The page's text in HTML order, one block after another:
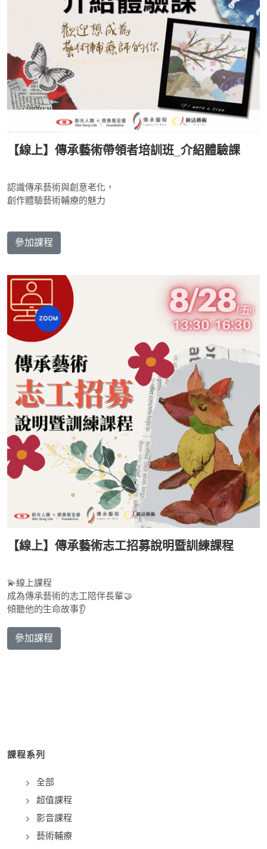
【線上】傳承藝術帶領者培訓班_介紹體驗課
認識傳承藝術與創意老化，
創作體驗藝術輔療的魅力
參加課程
【線上】傳承藝術志工招募說明暨訓練課程
💫線上課程
成為傳承藝術的志工陪伴長輩🤝
傾聽他的生命故事👂
參加課程
課程系列
全部
超值課程
影音課程
藝術輔療